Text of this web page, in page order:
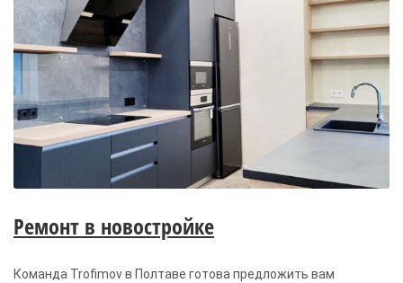
Ремонт в новостройке
Команда Trofimov в Полтаве готова предложить вам